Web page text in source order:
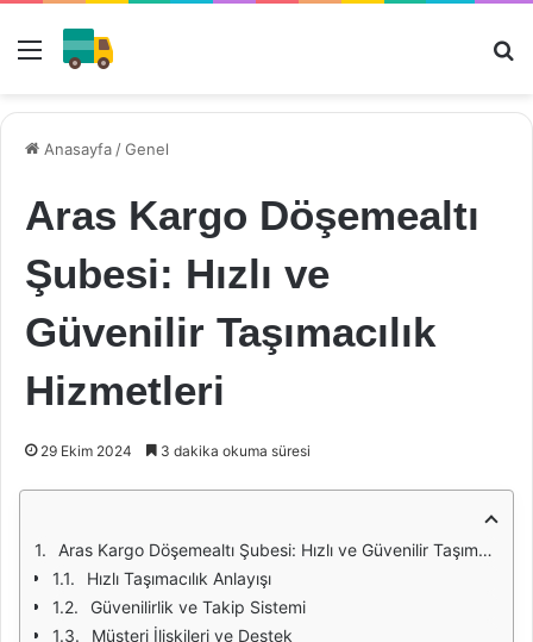
Menü
Anasayfa /Genel
Aras Kargo Döşemealtı
Şubesi: Hızlı ve
Güvenilir Taşımacılık
Hizmetleri
29 Ekim 2024 3 dakika okuma süresi
Aras Kargo Döşemealtı Şubesi: Hızlı ve Güvenilir Taşımacılık Hizmetleri
Hızlı Taşımacılık Anlayışı
Güvenilirlik ve Takip Sistemi
Müşteri İlişkileri ve Destek